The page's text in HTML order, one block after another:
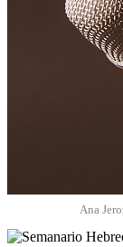
Ana